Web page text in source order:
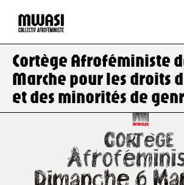
Cortège Afroféministe
Marche pour les droits
et des minorités de